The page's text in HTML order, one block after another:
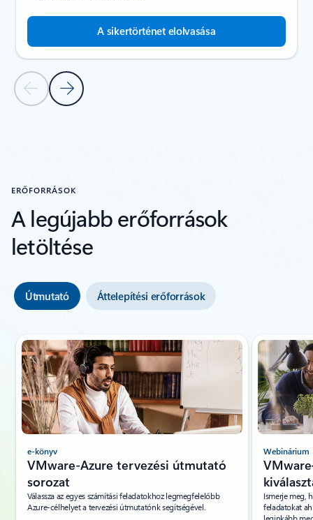
Előző dia Következő dia
A sikertörténet elolvasása
ERŐFORRÁSOK
A legújabb erőforrások
letöltése
Útmutató Áttelepítési erőforrások
{0} dia {1} jelzője
e-könyv
VMware-Azure tervezési útmutató
sorozat
Válassza az egyes számítási feladatokhoz legmegfelelőbb
Azure-célhelyet a tervezési útmutatónk segítségével.
Webinárium
Ismerje meg,
feladatokat